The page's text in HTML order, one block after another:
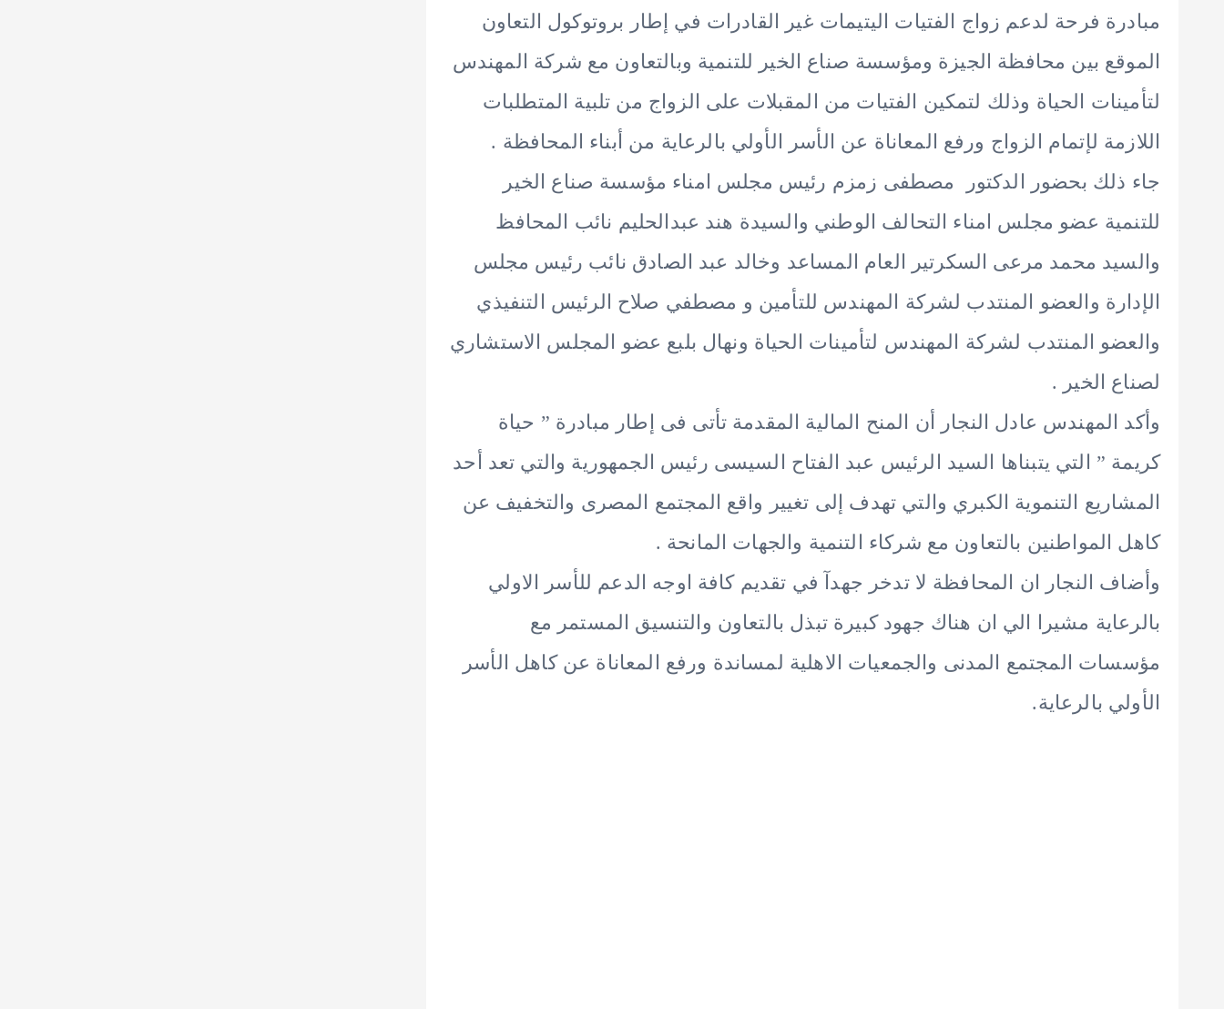
مبادرة فرحة لدعم زواج الفتيات اليتيمات غير القادرات في إطار بروتوكول التعاون
الموقع بين محافظة الجيزة ومؤسسة صناع الخير للتنمية وبالتعاون مع شركة المهندس
لتأمينات الحياة وذلك لتمكين الفتيات من المقبلات على الزواج من تلبية المتطلبات
اللازمة لإتمام الزواج ورفع المعاناة عن الأسر الأولي بالرعاية من أبناء المحافظة .
جاء ذلك بحضور الدكتور مصطفى زمزم رئيس مجلس امناء مؤسسة صناع الخير
للتنمية عضو مجلس امناء التحالف الوطني والسيدة هند عبدالحليم نائب المحافظ
والسيد محمد مرعى السكرتير العام المساعد وخالد عبد الصادق نائب رئيس مجلس
الإدارة والعضو المنتدب لشركة المهندس للتأمين و مصطفي صلاح الرئيس التنفيذي
والعضو المنتدب لشركة المهندس لتأمينات الحياة ونهال بلبع عضو المجلس الاستشاري
لصناع الخير .
وأكد المهندس عادل النجار أن المنح المالية المقدمة تأتى فى إطار مبادرة ” حياة
كريمة ” التي يتبناها السيد الرئيس عبد الفتاح السيسى رئيس الجمهورية والتي تعد أحد
المشاريع التنموية الكبري والتي تهدف إلى تغيير واقع المجتمع المصرى والتخفيف عن
كاهل المواطنين بالتعاون مع شركاء التنمية والجهات المانحة .
وأضاف النجار ان المحافظة لا تدخر جهدآ في تقديم كافة اوجه الدعم للأسر الاولي
بالرعاية مشيرا الي ان هناك جهود كبيرة تبذل بالتعاون والتنسيق المستمر مع
مؤسسات المجتمع المدنى والجمعيات الاهلية لمساندة ورفع المعاناة عن كاهل الأسر
الأولي بالرعاية.